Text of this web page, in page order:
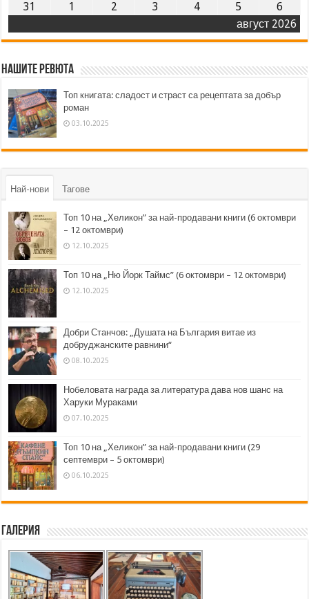
август 2026
31 1 2 3 4 5 6
Нашите ревюта
Топ книгата: сладост и страст са рецептата за добър
роман
03.10.2025
Най-нови Тагове
Топ 10 на „Хеликон” за най-продавани книги (6 октомври
– 12 октомври)
12.10.2025
Топ 10 на „Ню Йорк Таймс” (6 октомври – 12 октомври)
12.10.2025
Добри Станчов: „Душата на България витае из
добруджанските равнини“
08.10.2025
Нобеловата награда за литература дава нов шанс на
Харуки Мураками
07.10.2025
Топ 10 на „Хеликон” за най-продавани книги (29
септември – 5 октомври)
06.10.2025
Галерия